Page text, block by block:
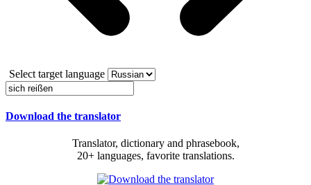
Select target language
Download the translator
Translator, dictionary and phrasebook,
20+ languages, favorite translations.